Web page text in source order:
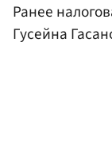
Ранее
Гусейна